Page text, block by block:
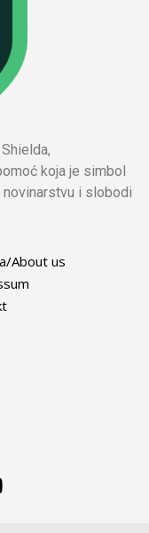
koja je simbol
i slobodi
About us